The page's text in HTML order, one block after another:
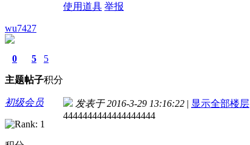
使用道具 举报
wu7427
0
主题
5
帖子
5
积分
初级会员 发表于 2016-3-29 13:16:22 | 显示全部楼层
4444444444444444444